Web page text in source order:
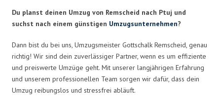
Du planst deinen Umzug von Remscheid nach Ptuj und
suchst nach einem günstigen Umzugsunternehmen?
Dann bist du bei uns, Umzugsmeister Gottschalk Remscheid, genau
richtig! Wir sind dein zuverlässiger Partner, wenn es um effiziente
und preiswerte Umzüge geht. Mit unserer langjährigen Erfahrung
und unserem professionellen Team sorgen wir dafür, dass dein
Umzug reibungslos und stressfrei abläuft.